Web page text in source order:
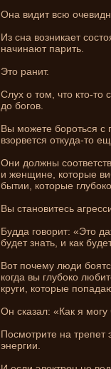
Она видит всю
Из сна возни­кает
начинают парить.
Это рани­т.
Слух о том, что кто-то
до богов.
Вы можете бороться с
взорвется откуда-то
Они­ должны
и женщине, которые
бытии, которые
Вы становитесь
Будда говорит: «Это
буде­т знать, и как
Вот почему люди
когда вы глубоко
круги, которые
Он сказал: «Как я могу
Посмотрите на трепет
энергии.